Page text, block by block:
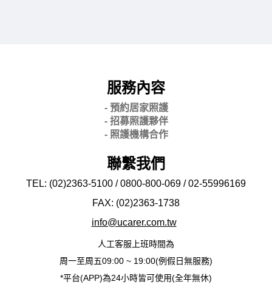
服務內容
- 預約居家照護
- 招募照護夥伴
- 照護機構合作
聯繫我們
TEL: (02)2363-5100 / 0800-800-069 / 02-55996169
FAX: (02)2363-1738
info@ucarer.com.tw
人工客服上班時間為
周一至周五09:00 ~ 19:00(例假日無服務)
*平台(APP)為24小時皆可使用(全年無休)